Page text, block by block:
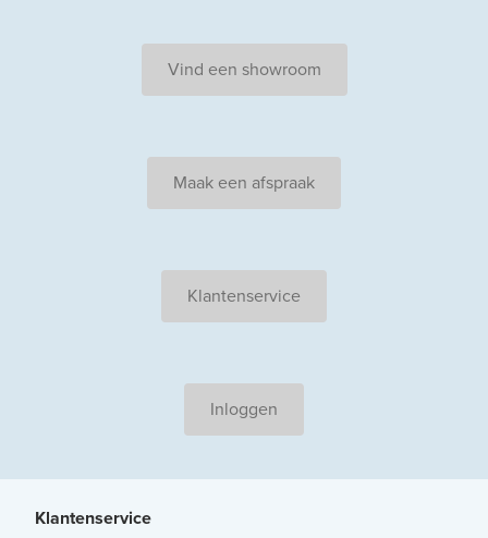
Vind een showroom
Maak een afspraak
Klantenservice
Inloggen
Klantenservice